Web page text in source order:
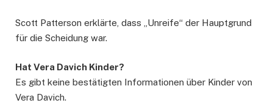
Scott Patterson erklärte, dass „Unreife“ der Hauptgrund
für die Scheidung war.
Hat Vera Davich Kinder?
Es gibt keine bestätigten Informationen über Kinder von
Vera Davich.